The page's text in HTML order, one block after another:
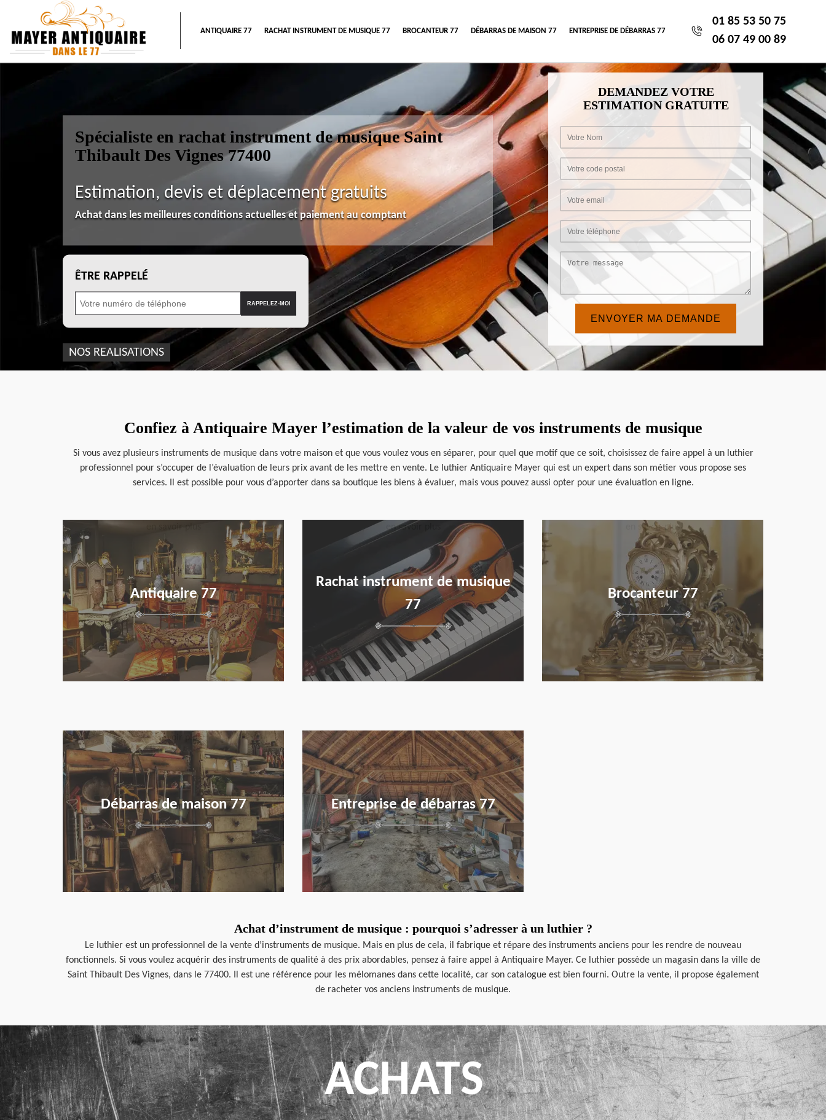
ANTIQUAIRE 77 RACHAT INSTRUMENT DE MUSIQUE 77 BROCANTEUR 77 DÉBARRAS DE MAISON 77 ENTREPRISE DE DÉBARRAS 77
01 85 53 50 75
06 07 49 00 89
Spécialiste en rachat instrument de musique Saint
Thibault Des Vignes 77400
Estimation, devis et déplacement gratuits
Achat dans les meilleures conditions actuelles et paiement au comptant
ÊTRE RAPPELÉ
NOS REALISATIONS
DEMANDEZ VOTRE
ESTIMATION GRATUITE
Confiez à Antiquaire Mayer l’estimation de la valeur de vos instruments de musique
Si vous avez plusieurs instruments de musique dans votre maison et que vous voulez vous en séparer, pour quel que motif que ce soit, choisissez de faire appel à un luthier
professionnel pour s’occuper de l’évaluation de leurs prix avant de les mettre en vente. Le luthier Antiquaire Mayer qui est un expert dans son métier vous propose ses
services. Il est possible pour vous d’apporter dans sa boutique les biens à évaluer, mais vous pouvez aussi opter pour une évaluation en ligne.
Antiquaire 77
Rachat instrument de musique
77
en savoir plus
Brocanteur 77
en savoir plus
Débarras de maison 77
en savoir plus
Entreprise de débarras 77
en savoir plus
Achat d’instrument de musique : pourquoi s’adresser à un luthier ?
Le luthier est un professionnel de la vente d’instruments de musique. Mais en plus de cela, il fabrique et répare des instruments anciens pour les rendre de nouveau
fonctionnels. Si vous voulez acquérir des instruments de qualité à des prix abordables, pensez à faire appel à Antiquaire Mayer. Ce luthier possède un magasin dans la ville de
Saint Thibault Des Vignes, dans le 77400. Il est une référence pour les mélomanes dans cette localité, car son catalogue est bien fourni. Outre la vente, il propose également
de racheter vos anciens instruments de musique.
ACHATS